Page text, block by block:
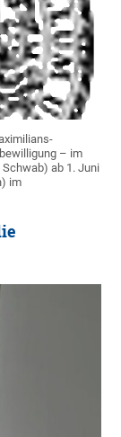
– im
Schwab) ab 1. Juni
im